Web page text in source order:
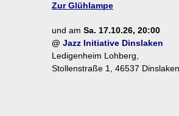
Zur Glühlampe
und am Sa. 17.10.26, 20:00
@ Jazz Initiative Dinslaken
Ledigenheim Lohberg,
Stollenstraße 1, 46537 Dinslaken